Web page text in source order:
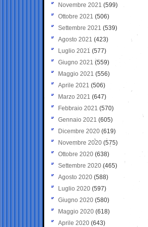
Novembre 2021 (599)
Ottobre 2021 (506)
Settembre 2021 (539)
Agosto 2021 (423)
Luglio 2021 (577)
Giugno 2021(559)
Maggio 2021 (556)
Aprile 2021 (506)
Marzo 2021 (647)
Febbraio 2021 (570)
Gennaio 2021 (605)
Dicembre 2020 (619)
Novembre 2020 (575)
Ottobre 2020 (638)
Settembre 2020(465)
Agosto 2020 (588)
Luglio 2020 (597)
Giugno 2020 (580)
Maggio 2020 (618)
Aprile 2020 (643)